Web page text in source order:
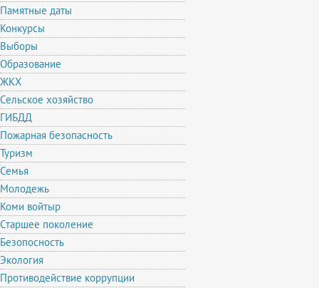
Памятные даты
Конкурсы
Выборы
Образование
ЖКХ
Сельское хозяйство
ГИБДД
Пожарная безопасность
Туризм
Семья
Молодежь
Коми войтыр
Старшее поколение
Безопосность
Экология
Противодействие коррупции